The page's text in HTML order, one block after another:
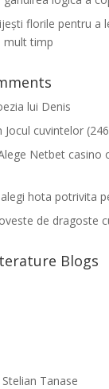
florile pentru a
mult timp
lui Denis
Jocul cuvintelor
Netbet casino
hota potrivita
de dragoste
Blogs
Tanase